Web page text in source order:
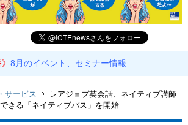
》8月のイベント、セミナー情報
サービス
レアジョブ英会話、ネイティブ講師
きる「ネイティブパス」を開始